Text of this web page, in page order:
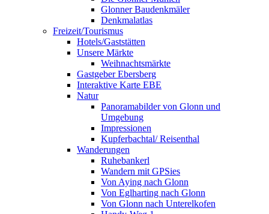
Glonner Baudenkmäler
Denkmalatlas
Freizeit/Tourismus
Hotels/Gaststätten
Unsere Märkte
Weihnachtsmärkte
Gastgeber Ebersberg
Interaktive Karte EBE
Natur
Panoramabilder von Glonn und
Umgebung
Impressionen
Kupferbachtal/ Reisenthal
Wanderungen
Ruhebankerl
Wandern mit GPSies
Von Aying nach Glonn
Von Eglharting nach Glonn
Von Glonn nach Unterelkofen